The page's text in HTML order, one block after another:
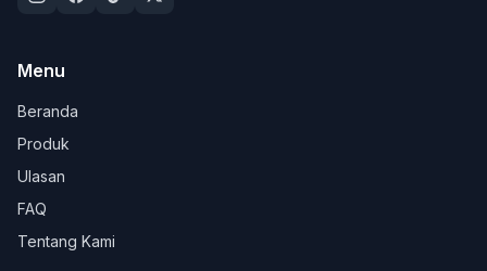
Menu
Beranda
Produk
Ulasan
FAQ
Tentang Kami